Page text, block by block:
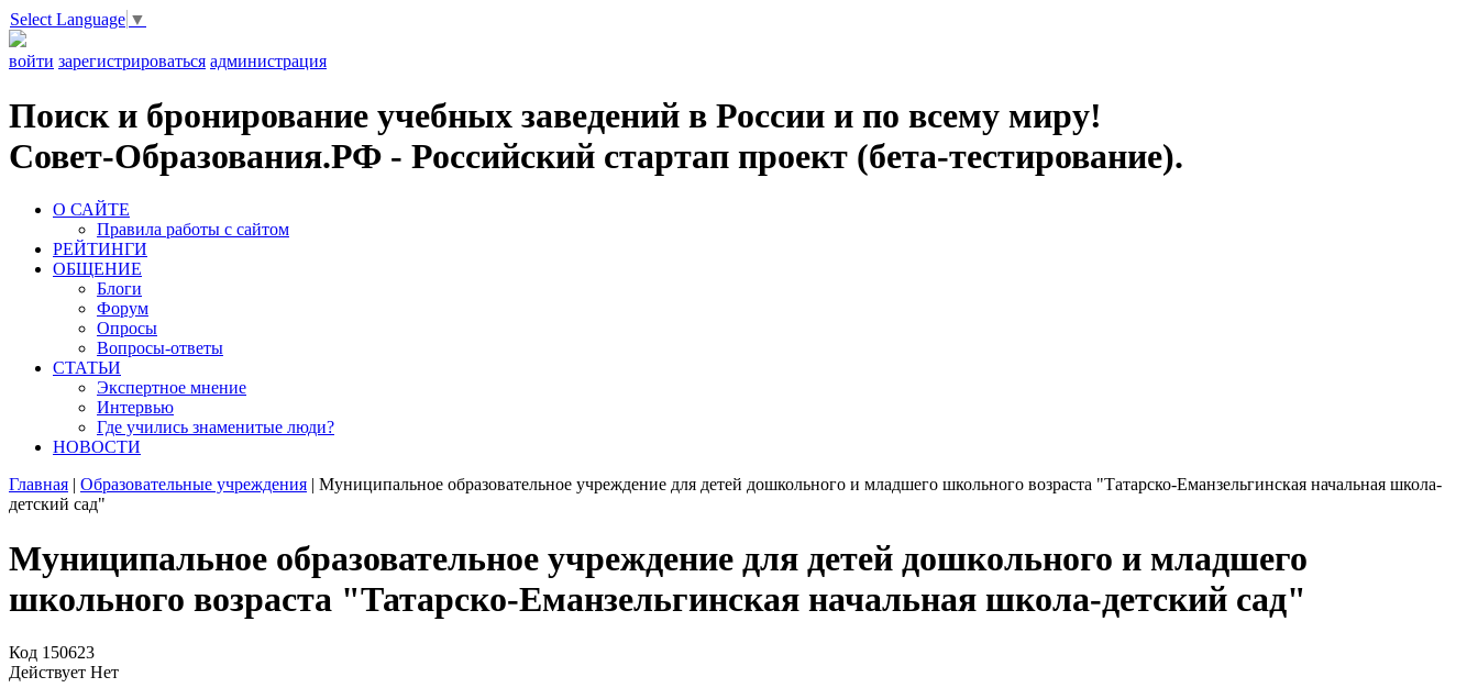
Select Language ▼
войти зарегистрироваться администрация
Поиск и бронирование учебных заведений в России и по всему миру!
Совет-Образования.РФ - Российский стартап проект (бета-тестирование).
О САЙТЕ
Правила работы с сайтом
РЕЙТИНГИ
ОБЩЕНИЕ
Блоги
Форум
Опросы
Вопросы-ответы
СТАТЬИ
Экспертное мнение
Интервью
Где учились знаменитые люди?
НОВОСТИ
Главная | Образовательные учреждения | Муниципальное образовательное учреждение для детей дошкольного и младшего школьного возраста "Татарско-Еманзельгинская начальная школа-
детский сад"
Муниципальное образовательное учреждение для детей дошкольного и младшего
школьного возраста "Татарско-Еманзельгинская начальная школа-детский сад"
Код 150623
Действует Нет